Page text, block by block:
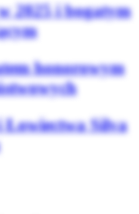
2025 i bogatym
honorowym
Łowiectwa Silva